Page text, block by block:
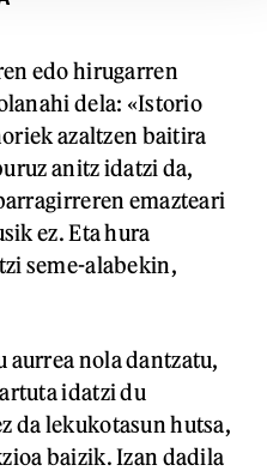
edo hirugarren
dela: «Istorio
azaltzen baitira
anitz idatzi da,
emazteari
ez. Eta hura
seme-alabekin,
aurrea nola dantzatu,
idatzi du
da lekukotasun hutsa,
baizik. Izan dadila